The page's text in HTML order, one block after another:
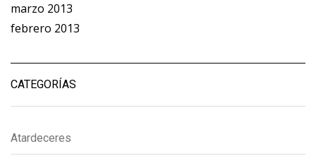
marzo 2013
febrero 2013
CATEGORÍAS
Atardeceres